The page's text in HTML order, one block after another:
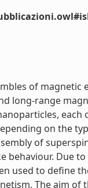
of
long-range
on the
of
behaviour. Due
used to define
The aim